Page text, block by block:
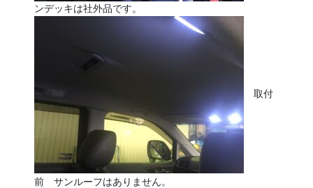
ンデッキは社外品です。
取付
前 サンルーフはありません。